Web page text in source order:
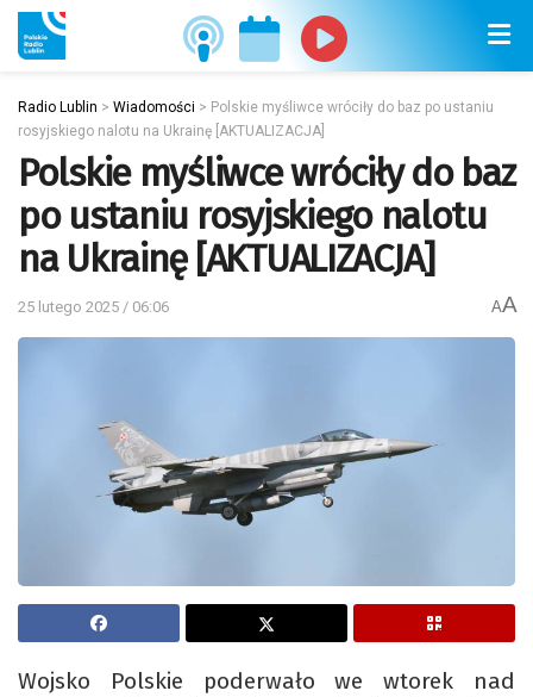
Radio Lublin > Wiadomości > Polskie myśliwce wróciły do baz po ustaniu
rosyjskiego nalotu na Ukrainę [AKTUALIZACJA]
Polskie myśliwce wróciły do baz
po ustaniu rosyjskiego nalotu
na Ukrainę [AKTUALIZACJA]
25 lutego 2025 / 06:06 AA
Wojsko Polskie poderwało we wtorek nad